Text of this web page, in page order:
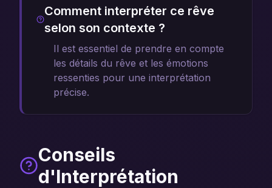
Comment interpréter ce rêve
selon son contexte ?
Il est essentiel de prendre en compte
les détails du rêve et les émotions
ressenties pour une interprétation
précise.
Conseils
d'Interprétation